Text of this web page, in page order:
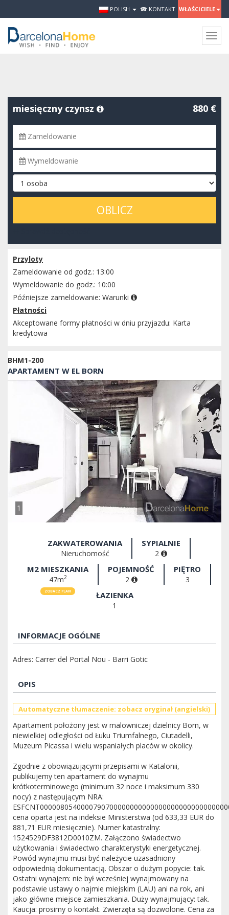
POLISH ☎ KONTAKT WŁAŚCICIELE
miesięczny czynsz 880 €
OBLICZ
Przyloty
Zameldowanie od godz.: 13:00
Wymeldowanie do godz.: 10:00
Późniejsze zameldowanie: Warunki
Płatności
Akceptowane formy płatności w dniu przyjazdu: Karta
kredytowa
BHM1-200
APARTAMENT W EL BORN
1
ZAKWATEROWANIA
Nieruchomość
SYPIALNIE
2
M2 MIESZKANIA
47m2
ZOBACZ PLAN
POJEMNOŚĆ
2
PIĘTRO
3
ŁAZIENKA
1
INFORMACJE OGÓLNE
Adres: Carrer del Portal Nou - Barri Gotic
OPIS
Automatyczne tłumaczenie: zobacz oryginał (angielski)
Apartament położony jest w malowniczej dzielnicy Born, w
niewielkiej odległości od Łuku Triumfalnego, Ciutadelli,
Muzeum Picassa i wielu wspaniałych placów w okolicy.
Zgodnie z obowiązującymi przepisami w Katalonii,
publikujemy ten apartament do wynajmu
krótkoterminowego (minimum 32 noce i maksimum 330
nocy) z następującym NRA:
cena oparta jest na indeksie Ministerstwa (od 633,33 EUR do
881,71 EUR miesięcznie). Numer katastralny:
1524529DF3812D0010ZM. Załączono świadectwo
użytkowania i świadectwo charakterystyki energetycznej.
Powód wynajmu musi być należycie uzasadniony
odpowiednią dokumentacją. Obszar o dużym popycie: tak.
Ostatni wynajem: nie był wcześniej wynajmowany na
podstawie ustawy o najmie miejskim (LAU) ani na rok, ani
jako główne miejsce zamieszkania. Duży wynajmujący: tak.
Kaucja: prosimy o kontakt. Zwierzęta są dozwolone. Cena za